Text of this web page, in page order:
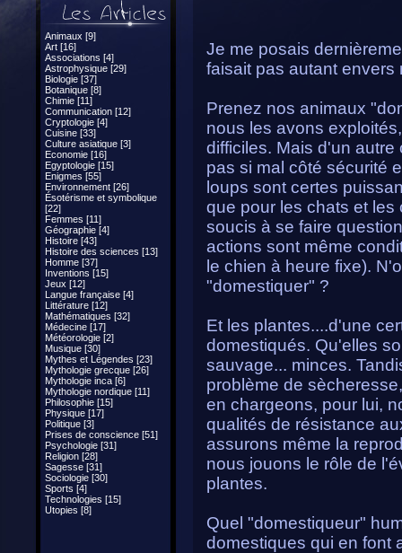
Animaux [9]
Art [16]
Associations [4]
Astrophysique [29]
Biologie [37]
Botanique [8]
Chimie [11]
Communication [12]
Cryptologie [4]
Cuisine [33]
Culture asiatique [3]
Economie [16]
Egyptologie [15]
Enigmes [55]
Environnement [26]
Ésotérisme et symbolique
[22]
Femmes [11]
Géographie [4]
Histoire [43]
Histoire des sciences [13]
Homme [37]
Inventions [15]
Jeux [12]
Langue française [4]
Littérature [12]
Mathématiques [32]
Médecine [17]
Météorologie [2]
Musique [30]
Mythes et Légendes [23]
Mythologie grecque [26]
Mythologie inca [6]
Mythologie nordique [11]
Philosophie [15]
Physique [17]
Politique [3]
Prises de conscience [51]
Psychologie [31]
Religion [28]
Sagesse [31]
Sociologie [30]
Sports [4]
Technologies [15]
Utopies [8]
Je me posais
faisait pas autant envers
Prenez nos animaux
nous les avons
difficiles. Mais d'un
pas si mal côté sécurité
loups sont certes
que pour les chats et
soucis à se faire
actions sont même
le chien à heure fixe).
"domestiquer" ?
Et les plantes....d'une
domestiqués. Qu'elles
sauvage... minces.
problème de
en chargeons, pour lui,
qualités de résistance
assurons même la
nous jouons le rôle de
plantes.
Quel "domestiqueur"
domestiques qui en font